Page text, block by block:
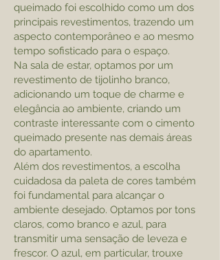
queimado foi escolhido como um dos
principais revestimentos, trazendo um
aspecto contemporâneo e ao mesmo
tempo sofisticado para o espaço.
Na sala de estar, optamos por um
revestimento de tijolinho branco,
adicionando um toque de charme e
elegância ao ambiente, criando um
contraste interessante com o cimento
queimado presente nas demais áreas
do apartamento.
Além dos revestimentos, a escolha
cuidadosa da paleta de cores também
foi fundamental para alcançar o
ambiente desejado. Optamos por tons
claros, como branco e azul, para
transmitir uma sensação de leveza e
frescor. O azul, em particular, trouxe